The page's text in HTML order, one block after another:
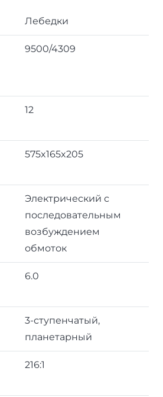
Лебедки
9500/4309
12
575x165x205
Электрический с
последовательным
возбуждением
обмоток
6.0
3-ступенчатый,
планетарный
216:1